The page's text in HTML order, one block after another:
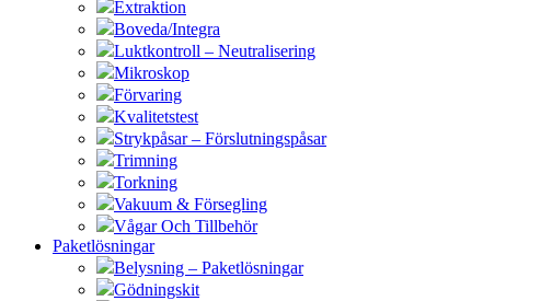
Extraktion
Boveda/Integra
Luktkontroll – Neutralisering
Mikroskop
Förvaring
Kvalitetstest
Strykpåsar – Förslutningspåsar
Trimning
Torkning
Vakuum & Försegling
Vågar Och Tillbehör
Paketlösningar
Belysning – Paketlösningar
Gödningskit